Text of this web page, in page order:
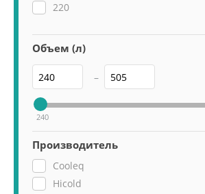
220
Объем (л)
–
240
Производитель
Cooleq
Hicold